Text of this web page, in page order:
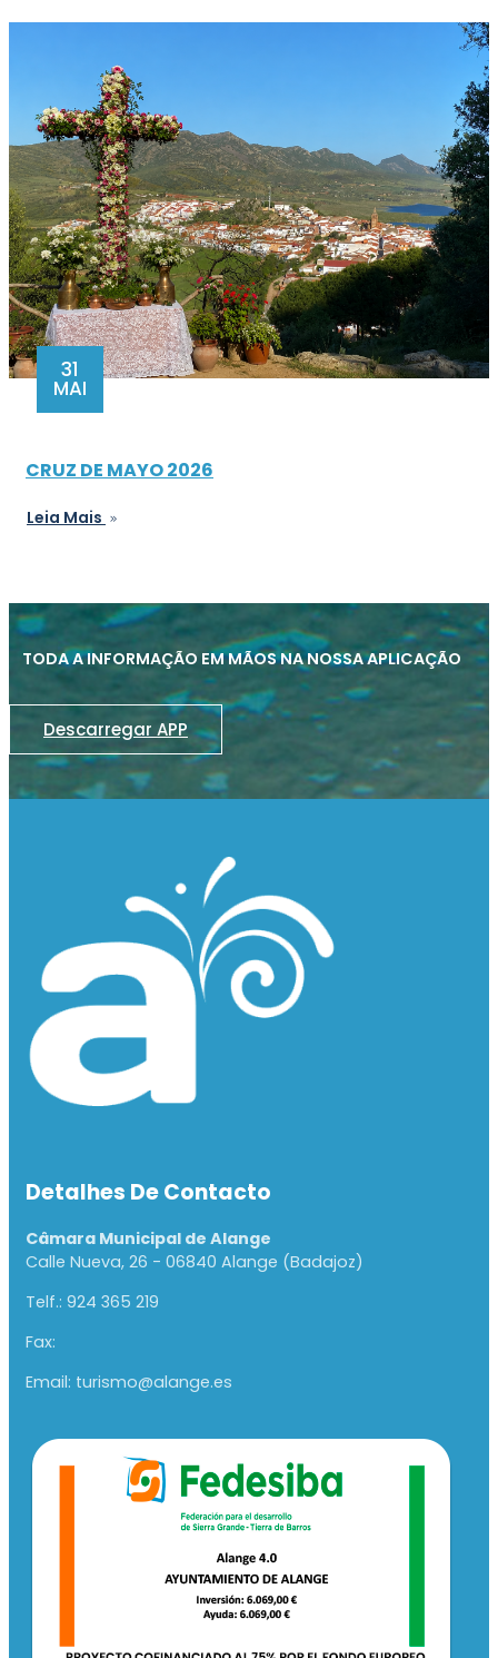
31
MAI
CRUZ DE MAYO 2026
Leia Mais
TODA A INFORMAÇÃO EM MÃOS NA NOSSA APLICAÇÃO
Descarregar APP
Detalhes De Contacto
Câmara Municipal de Alange
Calle Nueva, 26 - 06840 Alange (Badajoz)
Telf.: 924 365 219
Fax:
Email: turismo@alange.es